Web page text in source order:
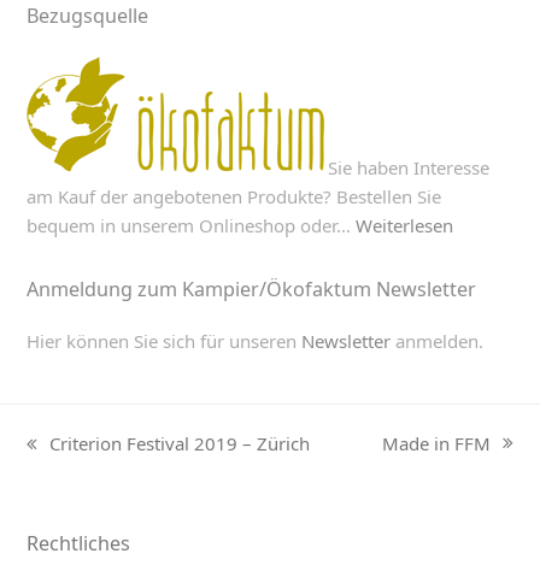
Bezugsquelle
Sie haben Interesse
am Kauf der angebotenen Produkte? Bestellen Sie
bequem in unserem Onlineshop oder…Weiterlesen
Anmeldung zum Kampier/Ökofaktum Newsletter
Hier können Sie sich für unseren Newsletter anmelden.
previous
Criterion Festival 2019 – Zürich
next
Made in FFM
Rechtliches